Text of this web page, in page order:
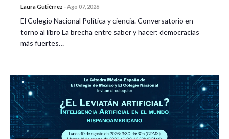
Laura Gutiérrez -Ago 07, 2026
El Colegio Nacional Política y ciencia. Conversatorio en
torno al libro La brecha entre saber y hacer: democracias
más fuertes…